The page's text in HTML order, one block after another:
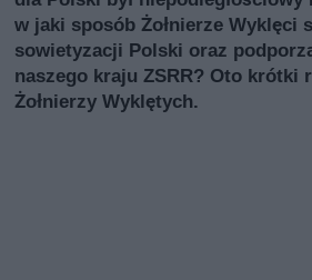
w jaki sposób Żołnierze Wyklęci
sowietyzacji Polski oraz
naszego kraju ZSRR? Oto krótki
Żołnierzy Wyklętych.